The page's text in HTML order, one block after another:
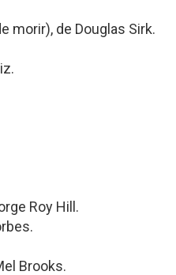
morir), de Douglas Sirk.
Roy Hill.
Brooks.